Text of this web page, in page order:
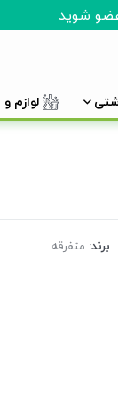
شوید
لوازم
برند: متفرقه